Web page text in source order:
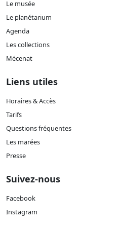
Le musée
Le planétarium
Agenda
Les collections
Mécenat
Liens utiles
Horaires & Accès
Tarifs
Questions fréquentes
Les marées
Presse
Suivez-nous
Facebook
Instagram